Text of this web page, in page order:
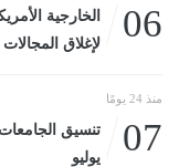
06
الخارجية
لإغلاق المجالات
منذ 24 يومًا
07
يوليو